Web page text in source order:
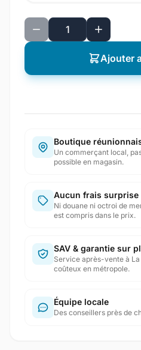
Ajouter
Boutique
Un commerçant local,
possible en magasin.
Aucun frais surprise
Ni douane ni octroi de
est compris dans le prix.
SAV & garantie sur
Service après-vente à
coûteux en métropole.
Équipe locale
Des conseillers près de